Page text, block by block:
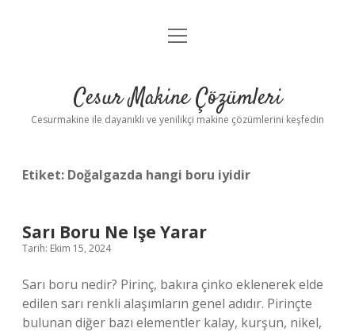
Anasayfa
Yasal Uyarı
menüyü
Cesur Makine Çözümleri
Cesurmakine ile dayanıklı ve yenilikçi makine çözümlerini keşfedin
Etiket: Doğalgazda hangi boru iyidir
Sarı Boru Ne Işe Yarar
Tarih: Ekim 15, 2024
Sarı boru nedir? Pirinç, bakıra çinko eklenerek elde
edilen sarı renkli alaşımların genel adıdır. Pirinçte
bulunan diğer bazı elementler kalay, kurşun, nikel,